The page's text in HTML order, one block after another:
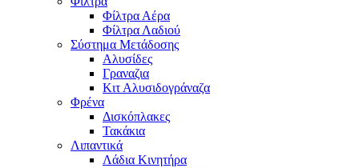
Φίλτρα Αέρα
Φίλτρα Λαδιού
Σύστημα Μετάδοσης
Αλυσίδες
Γραναζια
Κιτ Αλυσιδογράναζα
Φρένα
Δισκόπλακες
Τακάκια
Λιπαντικά
Λάδια Κινητήρα